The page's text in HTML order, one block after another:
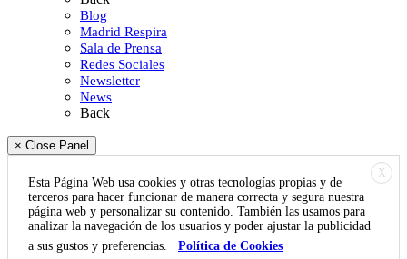
Blog
Madrid Respira
Sala de Prensa
Redes Sociales
Newsletter
News
Back
× Close Panel
X
Esta Página Web usa cookies y otras tecnologías propias y de
terceros para hacer funcionar de manera correcta y segura nuestra
página web y personalizar su contenido. También las usamos para
analizar la navegación de los usuarios y poder ajustar la publicidad
a sus gustos y preferencias.
Política de Cookies